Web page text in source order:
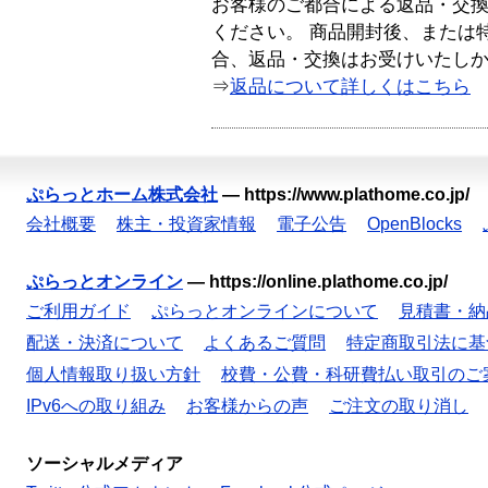
お客様のご都合による返品・交
ください。 商品開封後、または
合、返品・交換はお受けいたし
⇒返品について詳しくはこちら
ぷらっとホーム株式会社 — https://www.plathome.co.jp/
会社概要
株主・投資家情報 電子公告 OpenBlocks
ぷらっとオンライン — https://online.plathome.co.jp/
ご利用ガイド
ぷらっとオンラインについて
見積書・
配送・決済について
よくあるご質問
特定商取引法に
個人情報取り扱い方針
校費・公費・科研費払い取引のご
IPv6への取り組み
お客様からの声 ご注文の取り消し
ソーシャルメディア